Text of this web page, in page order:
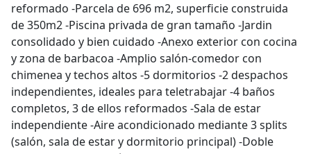
reformado -Parcela de 696 m2, superficie construida
de 350m2 -Piscina privada de gran tamaño -Jardin
consolidado y bien cuidado -Anexo exterior con cocina
y zona de barbacoa -Amplio salón-comedor con
chimenea y techos altos -5 dormitorios -2 despachos
independientes, ideales para teletrabajar -4 baños
completos, 3 de ellos reformados -Sala de estar
independiente -Aire acondicionado mediante 3 splits
(salón, sala de estar y dormitorio principal) -Doble